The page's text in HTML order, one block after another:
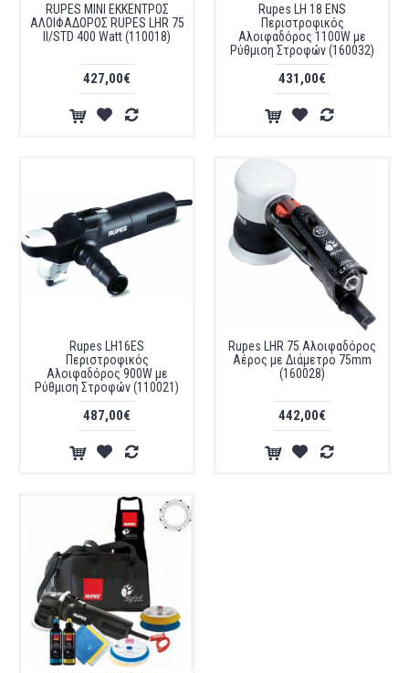
RUPES ΜΙΝΙ ΕΚΚΕΝΤΡΟΣ
ΑΛΟΙΦΑΔΟΡΟΣ RUPES LHR 75
II/STD 400 Watt (110018)
427,00€
Rupes LH 18 ENS
Περιστροφικός
Αλοιφαδόρος 1100W με
Ρύθμιση Στροφών (160032)
431,00€
Rupes LH16ES
Περιστροφικός
Αλοιφαδόρος 900W με
Ρύθμιση Στροφών (110021)
487,00€
Rupes LHR 75 Αλοιφαδόρος
Αέρος με Διάμετρο 75mm
(160028)
442,00€